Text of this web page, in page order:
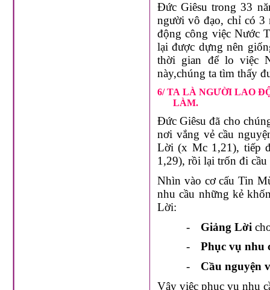
Đức Giêsu trong 33
người vô đạo, chỉ có 3
động công việc Nước
lại được dựng nên
thời gian để lo việc
này,chúng ta tìm thấy
6/ TA LÀ NGƯỜI LAO
LÀM.
Đức Giêsu đã cho
nơi vắng vẻ cầu
Lời (x Mc 1,21), tiếp
1,29), rồi lại trốn đi cầu
Nhìn vào cơ cấu Tin
nhu cầu những kẻ
Lời:
-
Giảng Lời
-
Phục vụ nhu
-
Cầu nguyện
Vậy việc phục vụ nhu